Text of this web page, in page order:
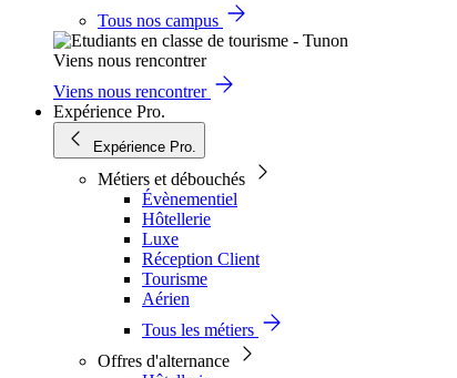
Tous nos campus
Viens nous rencontrer
Viens nous rencontrer
Expérience Pro.
Expérience Pro.
Métiers et débouchés
Évènementiel
Hôtellerie
Luxe
Réception Client
Tourisme
Aérien
Tous les métiers
Offres d'alternance